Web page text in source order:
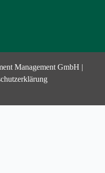
Management GmbH |